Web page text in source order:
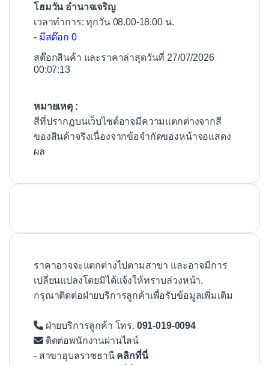
โฮมวัน อำนาจเจริญ
เวลาทำการ: ทุกวัน 08.00-18.00 น.
- มีสต๊อก 0
สต๊อกสินค้า และราคาล่าสุดวันที่ 27/07/2026
00:07:13
หมายเหตุ :
สีที่ปรากฏบนเว็บไซต์อาจมีความแตกต่างจากสี
ของสินค้าจริงเนื่องจากข้อจำกัดของหน้าจอแสดง
ผล
ราคาอาจจะแตกต่างไปตามสาขา และอาจมีการ
เปลี่ยนแปลงโดยมิได้แจ้งให้ทราบล่วงหน้า.
กรุณาติดต่อฝ่ายบริการลูกค้าเพื่อรับข้อมูลเพิ่มเติม
ฝ่ายบริการลูกค้า โทร. 091-019-0094
ติดต่อพนักงานผ่านไลน์
- สาขาอุบลราชธานี คลิกที่นี่